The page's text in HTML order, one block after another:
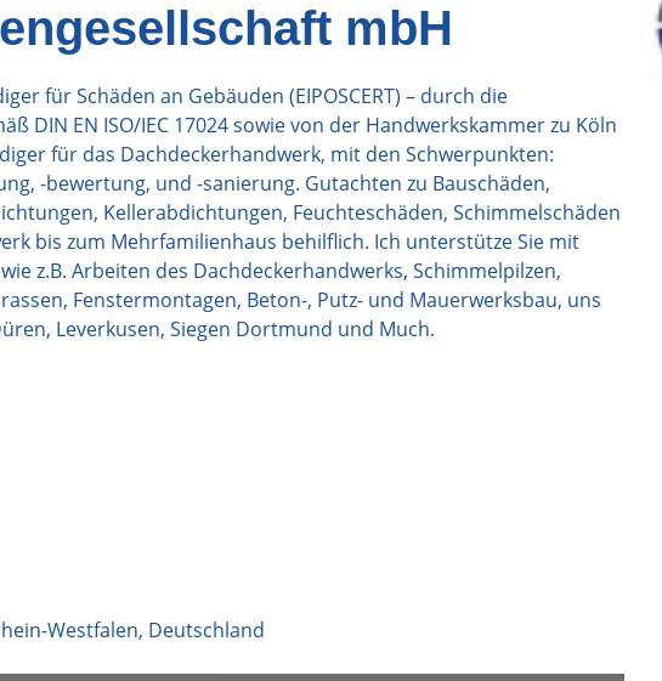
mbH
für Schäden an Gebäuden (EIPOSCERT) – durch die
DIN EN ISO/IEC 17024 sowie von der Handwerkskammer zu Köln
für das Dachdeckerhandwerk, mit den Schwerpunkten:
-bewertung, und -sanierung. Gutachten zu Bauschäden,
Kellerabdichtungen, Feuchteschäden, Schimmelschäden
bis zum Mehrfamilienhaus behilflich. Ich unterstütze Sie mit
z.B. Arbeiten des Dachdeckerhandwerks, Schimmelpilzen,
Fenstermontagen, Beton-, Putz- und Mauerwerksbau, uns
Leverkusen, Siegen Dortmund und Much.
Westfalen, Deutschland